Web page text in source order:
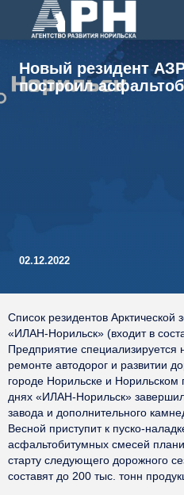
Новый резидент
построил
02.12.2022
Список резидентов
«ИЛАН-Норильск» (входит в
Предприятие специализируется
ремонте автодорог и развитии
городе Норильске и
днях «ИЛАН-Норильск»
завода и дополнительного
Весной приступит к пуско-
асфальтобитумных смесей
старту следующего дорожного
составят до 200 тыс. тонн